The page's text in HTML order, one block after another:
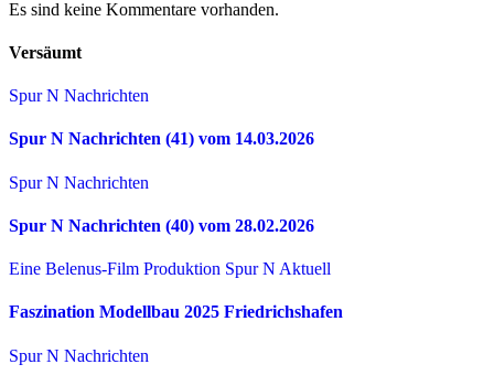
Es sind keine Kommentare vorhanden.
Versäumt
Spur N Nachrichten
Spur N Nachrichten (41) vom 14.03.2026
Spur N Nachrichten
Spur N Nachrichten (40) vom 28.02.2026
Eine Belenus-Film Produktion Spur N Aktuell
Faszination Modellbau 2025 Friedrichshafen
Spur N Nachrichten